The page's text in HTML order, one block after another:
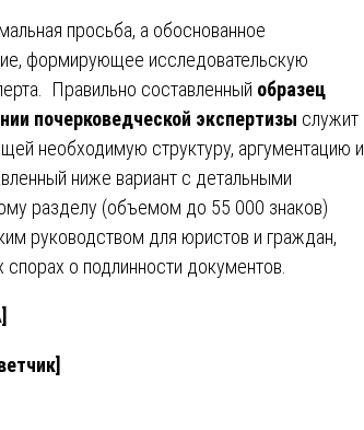
просьба, а обоснованное
формирующее исследовательскую
Правильно составленный образец
почерковедческой экспертизы служит
необходимую структуру, аргументацию и
ниже вариант с детальными
разделу (объемом до 55 000 знаков)
руководством для юристов и граждан,
о подлинности документов.